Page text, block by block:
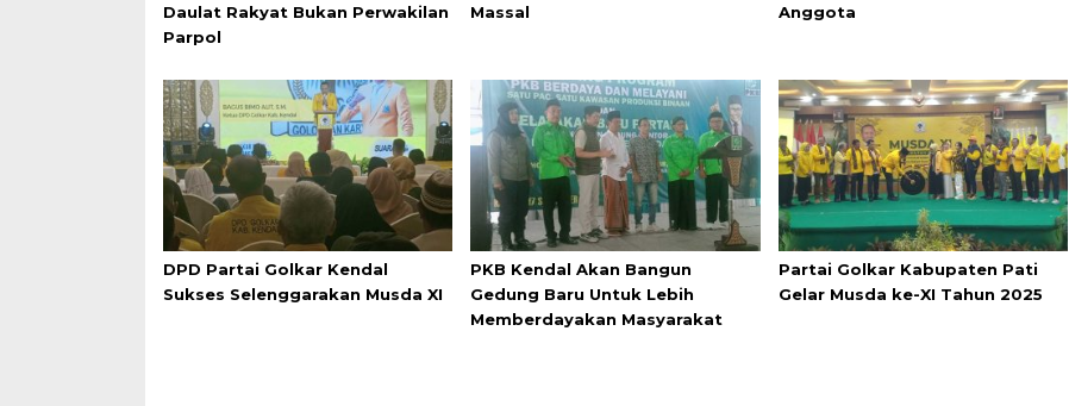
Daulat Rakyat Bukan Perwakilan
Parpol
Massal
Anggota
DPD Partai Golkar Kendal
Sukses Selenggarakan Musda XI
PKB Kendal Akan Bangun
Gedung Baru Untuk Lebih
Memberdayakan Masyarakat
Partai Golkar Kabupaten Pati
Gelar Musda ke-XI Tahun 2025